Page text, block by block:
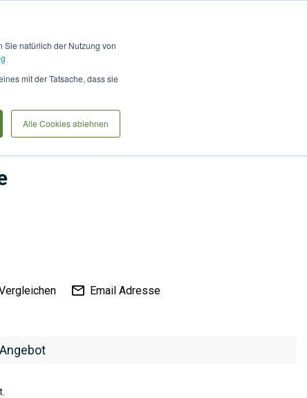
Sie natürlich der Nutzung von
mit der Tatsache, dass sie
Alle Cookies ablehnen
Email Adresse